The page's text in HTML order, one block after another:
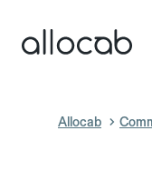
Allocab